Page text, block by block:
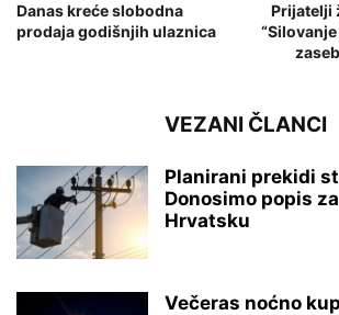
Danas kreće slobodna
prodaja godišnjih ulaznica
Prijatelji
VEZANI ČLANCI
Planirani prekidi
Donosimo popis
Hrvatsku
Večeras noćno